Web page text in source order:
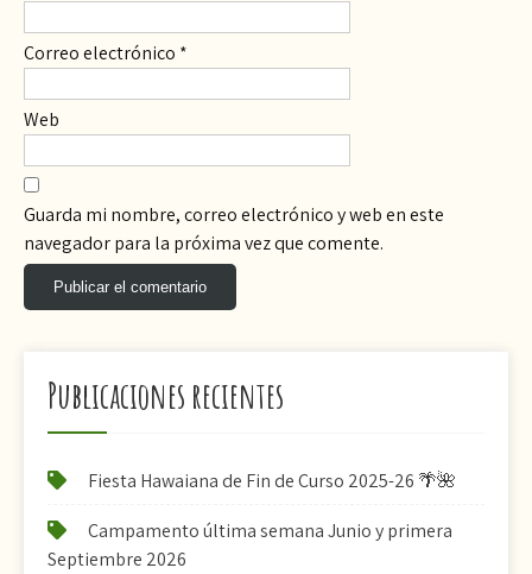
Correo electrónico *
Web
Guarda mi nombre, correo electrónico y web en este
navegador para la próxima vez que comente.
Publicaciones recientes
Fiesta Hawaiana de Fin de Curso 2025-26 🌴🌺
Campamento última semana Junio y primera
Septiembre 2026